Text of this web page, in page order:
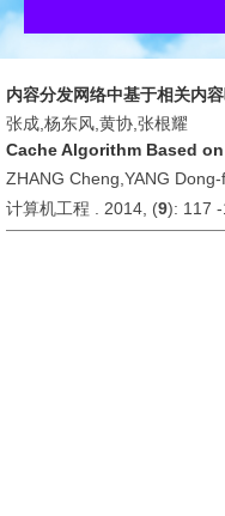
内容分发网络中基于相关内
张成,杨东风,黄协,张根耀
Cache Algorithm Based
ZHANG Cheng,YANG
计算机工程 . 2014, (9): 117